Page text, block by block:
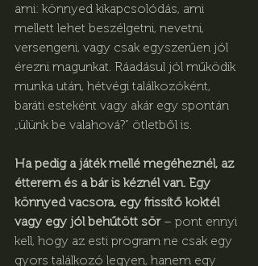
ami: könnyed kikapcsolódás, ami
mellett lehet beszélgetni, nevetni,
versengeni, vagy csak egyszerűen jól
érezni magunkat. Ráadásul jól működik
munka után, hétvégi találkozóként,
baráti esteként vagy akár egy spontán
„ülünk be valahová?” ötletből is.
Ha pedig a játék mellé megéheznél, az
étterem és a bár is kéznél van. Egy
könnyed vacsora, egy frissítő koktél
vagy egy jól behűtött sör – pont ennyi
kell, hogy az esti program ne csak egy
gyors találkozó legyen, hanem egy